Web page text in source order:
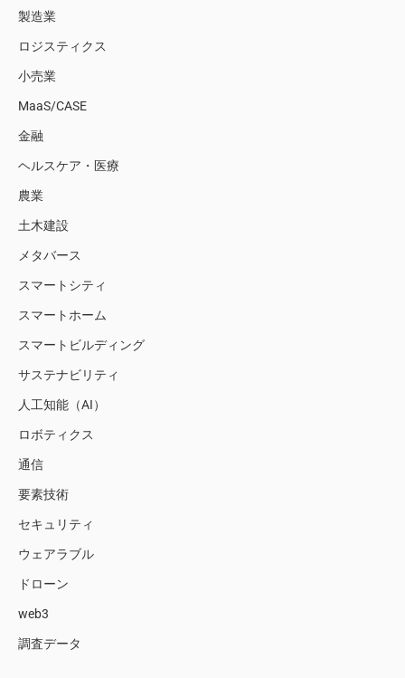
製造業
ロジスティクス
小売業
MaaS/CASE
金融
ヘルスケア・医療
農業
土木建設
メタバース
スマートシティ
スマートホーム
スマートビルディング
サステナビリティ
人工知能（AI）
ロボティクス
通信
要素技術
セキュリティ
ウェアラブル
ドローン
web3
調査データ